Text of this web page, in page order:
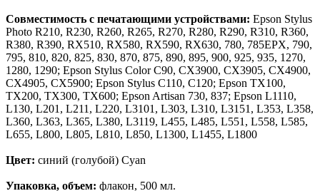
Совместимость с печатающими устройствами: Epson Stylus
Photo R210, R230, R260, R265, R270, R280, R290, R310, R360,
R380, R390, RX510, RX580, RX590, RX630, 780, 785EPX, 790,
795, 810, 820, 825, 830, 870, 875, 890, 895, 900, 925, 935, 1270,
1280, 1290; Epson Stylus Color C90, CX3900, CX3905, CX4900,
CX4905, CX5900; Epson Stylus C110, C120; Epson TX100,
TX200, TX300, TX600; Epson Artisan 730, 837; Epson L1110,
L130, L201, L211, L220, L3101, L303, L310, L3151, L353, L358,
L360, L363, L365, L380, L3119, L455, L485, L551, L558, L585,
L655, L800, L805, L810, L850, L1300, L1455, L1800
Цвет: синий (голубой) Cyan
Упаковка, объем: флакон, 500 мл.